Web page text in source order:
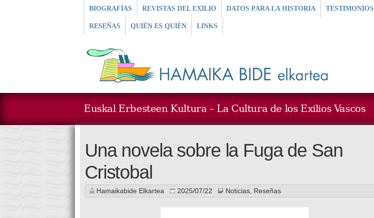
BIOGRAFÍAS REVISTAS DEL EXILIO DATOS PARA LA HISTORIA TESTIMONIOS
RESEÑAS QUIÉN ES QUIÉN LINKS
Euskal Erbesteen Kultura – La Cultura de los Exilios Vascos
Una novela sobre la Fuga de San
Cristobal
Hamaikabide Elkartea 2025/07/22 Noticias Reseñas